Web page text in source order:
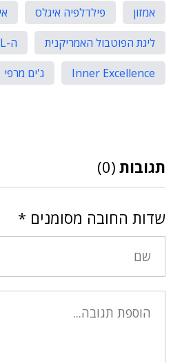
אמזון פילדלפיה איגלס
ליגת הפוטבול האמריקנית
ה-NFL
Inner Excellence
ג'ים מרפי
תגובות (0)
שדות החובה מסומנים *